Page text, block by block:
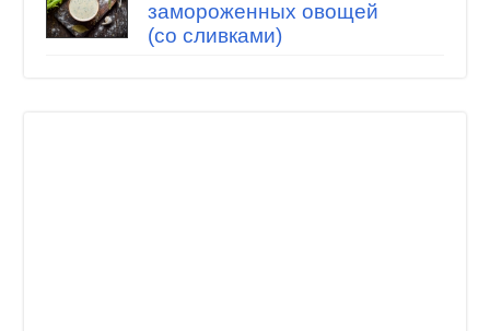
замороженных овощей
(со сливками)